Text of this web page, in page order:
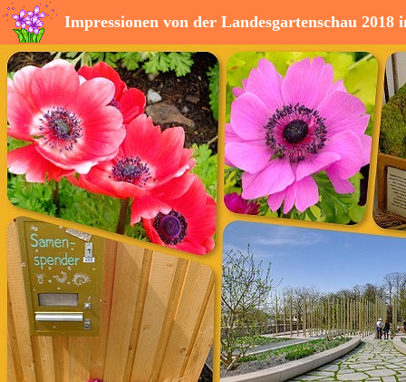
Impressionen von der Landesgartenschau 2018